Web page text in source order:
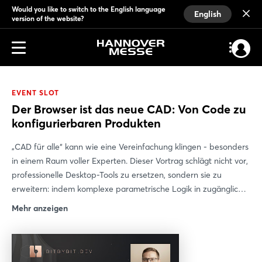
Would you like to switch to the English language
version of the website?
English
EVENT SLOT
Der Browser ist das neue CAD: Von Code zu
konfigurierbaren Produkten
„CAD für alle“ kann wie eine Vereinfachung klingen - besonders
in einem Raum voller Experten. Dieser Vortrag schlägt nicht vor,
professionelle Desktop-Tools zu ersetzen, sondern sie zu
erweitern: indem komplexe parametrische Logik in zugängliche,
browserbasierte Konfiguratoren übersetzt wird. Die Expertise
liegende Komplexität nicht verstehen - sie arbeiten mit
intuitiven Tools, die auf den von Ihnen definierten Regeln und
Mehr anzeigen